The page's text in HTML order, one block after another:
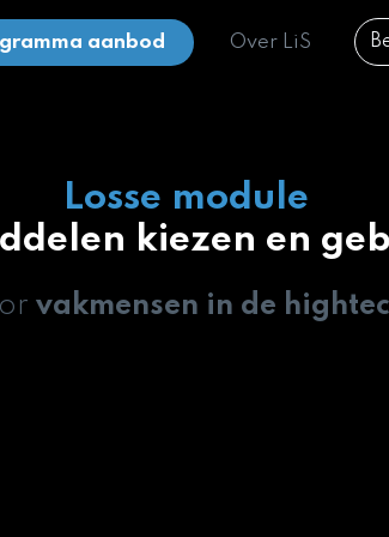
aanbod Over LiS
Losse module
kiezen en
vakmensen in de